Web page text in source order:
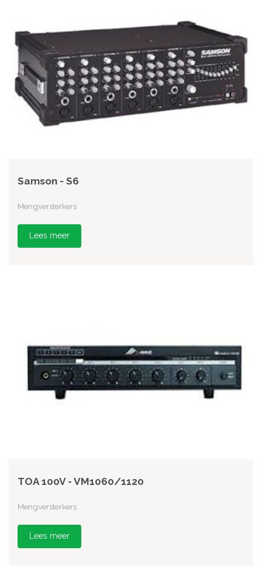
Samson - S6
Mengversterkers
Lees meer
TOA 100V - VM1060/1120
Mengversterkers
Lees meer